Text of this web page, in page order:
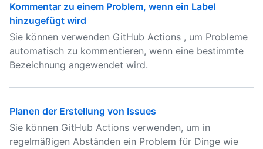
Kommentar zu einem Problem, wenn ein Label
hinzugefügt wird
Sie können verwenden GitHub Actions , um Probleme
automatisch zu kommentieren, wenn eine bestimmte
Bezeichnung angewendet wird.
Planen der Erstellung von Issues
Sie können GitHub Actions verwenden, um in
regelmäßigen Abständen ein Problem für Dinge wie